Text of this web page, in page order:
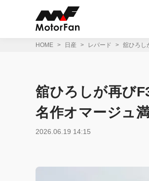
HOME 日産 レパード 舘ひろし
舘ひろしが再び
名作オマージュ
2026.06.19 14:15